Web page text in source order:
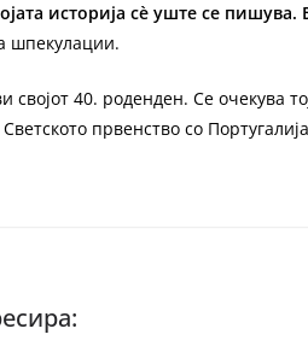
историја сè уште се пишува.
шпекулации.
својот 40. роденден. Се очекува
првенство со